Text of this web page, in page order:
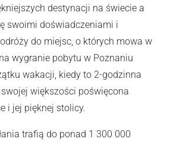
destynacji na świecie a
swoimi doświadczeniami i
do miejsc, o których mowa w
wygranie pobytu w Poznaniu
wakacji, kiedy to 2-godzinna
większości poświęcona
i jej pięknej stolicy.
trafią do ponad 1 300 000